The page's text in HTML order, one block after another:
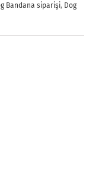
Bandana siparişi, Dog